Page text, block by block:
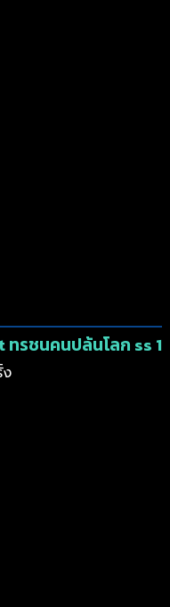
รชนคนปล้นโลก ss 1